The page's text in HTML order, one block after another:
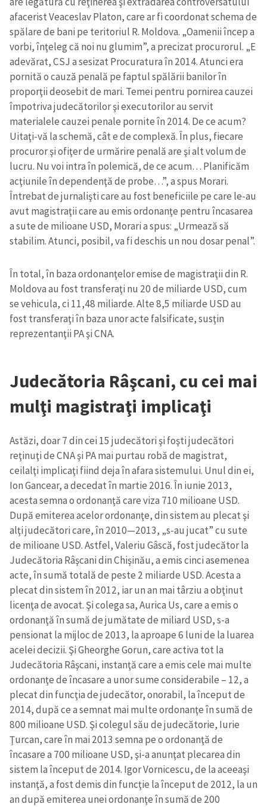
Trimite o informație
Despre ZdG
in English
на русском
afacerist Veaceslav Platon, care ar fi coordonat schema de
spălare de bani pe teritoriul R. Moldova. „Oamenii încep a
vorbi, înţeleg că noi nu glumim”, a precizat procurorul. „E
adevărat, CSJ a sesizat Procuratura în 2014. Atunci era
pornită o cauză penală pe faptul spălării banilor în
proporţii deosebit de mari. Temei pentru pornirea cauzei
împotriva judecătorilor şi executorilor au servit
materialele cauzei penale pornite în 2014. De ce acum?
Uitaţi-vă la schemă, cât e de complexă. În plus, fiecare
procuror şi ofiţer de urmărire penală are şi alt volum de
lucru. Nu voi intra în polemică, de ce acum… Planificăm
acţiunile în dependenţă de probe…”, a spus Morari.
Întrebat de jurnalişti care au fost beneficiile pe care le-au
avut magistraţii care au emis ordonanţe pentru încasarea
a sute de milioane USD, Morari a spus: „Urmează să
stabilim. Atunci, posibil, va fi deschis un nou dosar penal”.
În total, în baza ordonanţelor emise de magistraţii din R.
Moldova au fost transferaţi nu 20 de miliarde USD, cum
se vehicula, ci 11,48 miliarde. Alte 8,5 miliarde USD au
fost transferaţi în baza unor acte falsificate, susţin
reprezentanţii PA şi CNA.
Judecătoria Râşcani, cu cei mai
mulţi magistraţi implicaţi
Astăzi, doar 7 din cei 15 judecători şi foşti judecători
reţinuţi de CNA şi PA mai purtau robă de magistrat,
ceilalţi implicaţi fiind deja în afara sistemului. Unul din ei,
Ion Gancear, a decedat în martie 2016. În iunie 2013,
acesta semna o ordonanţă care viza 710 milioane USD.
După emiterea acelor ordonanţe, din sistem au plecat şi
alţi judecători care, în 2010—2013, „s-au jucat” cu sute
de milioane USD. Astfel, Valeriu Gâscă, fost judecător la
Judecătoria Râşcani din Chişinău, a emis cinci asemenea
acte, în sumă totală de peste 2 miliarde USD. Acesta a
plecat din sistem în 2012, iar un an mai târziu a obţinut
licenţa de avocat. Şi colega sa, Aurica Us, care a emis o
ordonanţă în sumă de jumătate de miliard USD, s-a
pensionat la mijloc de 2013, la aproape 6 luni de la luarea
acelei decizii. Şi Gheorghe Gorun, care activa tot la
Judecătoria Râşcani, instanţă care a emis cele mai multe
ordonanţe de încasare a unor sume considerabile – 12, a
plecat din funcţia de judecător, onorabil, la început de
2014, după ce a semnat mai multe ordonanţe în sumă de
800 milioane USD. Şi colegul său de judecătorie, Iurie
Ţurcan, care în mai 2013 semna pe o ordonanţă de
încasare a 700 milioane USD, şi-a anunţat plecarea din
sistem la început de 2014. Igor Vornicescu, de la aceeaşi
instanţă, a fost demis din funcţie la început de 2012, la un
an după emiterea unei ordonanţe în sumă de 200